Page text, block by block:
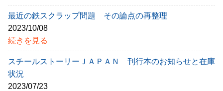
最近の鉄スクラップ問題 その論点の再整理
2023/10/08
続きを見る
スチールストーリーＪＡＰＡＮ 刊行本のお知らせと在庫
状況
2023/07/23